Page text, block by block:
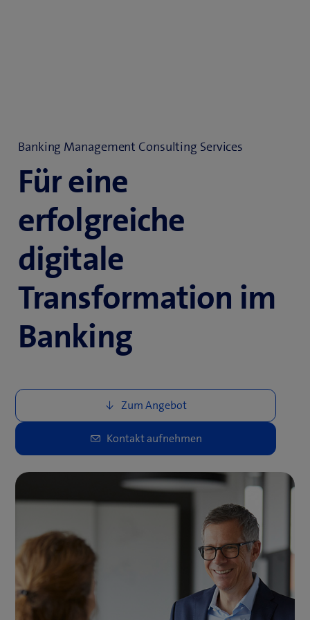
Banking Management Consulting Services
Für eine
erfolgreiche
digitale
Transformation im
Banking